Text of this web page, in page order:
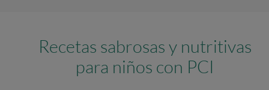
Recetas sabrosas y nutritivas
para niños con PCI